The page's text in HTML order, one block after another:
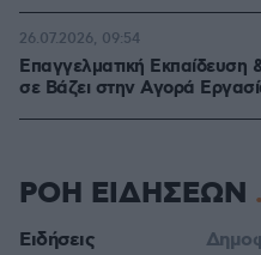
Επαγγελματική Εκπαίδευση
σε Bάζει στην Aγορά
26.07.2026, 09:54
ΡΟΗ ΕΙΔΗΣΕΩΝ
Ειδήσεις